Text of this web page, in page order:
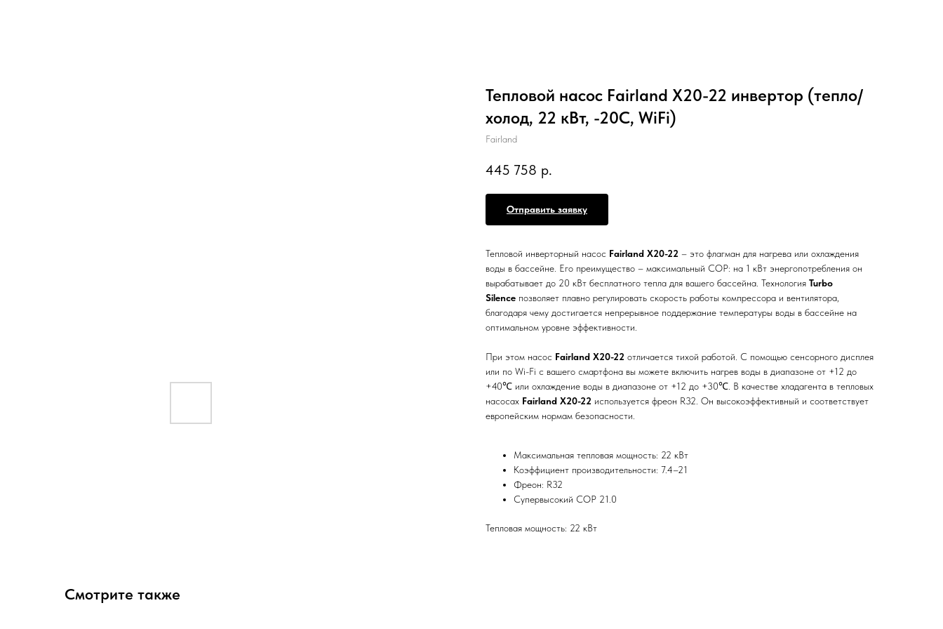
Тепловой насос Fairland X20-22 инвертор (тепло/
холод, 22 кВт, -20С, WiFi)
Fairland
445 758 р.
Отправить заявку
Тепловой инверторный насос Fairland X20-22 – это флагман для нагрева или охлаждения
воды в бассейне. Его преимущество – максимальный COP: на 1 кВт энергопотребления он
вырабатывает до 20 кВт бесплатного тепла для вашего бассейна. Технология Turbo
Silence позволяет плавно регулировать скорость работы компрессора и вентилятора,
благодаря чему достигается непрерывное поддержание температуры воды в бассейне на
оптимальном уровне эффективности.
При этом насос Fairland X20-22 отличается тихой работой. С помощью сенсорного дисплея
или по Wi-Fi с вашего смартфона вы можете включить нагрев воды в диапазоне от +12 до
+40℃ или охлаждение воды в диапазоне от +12 до +30℃. В качестве хладагента в тепловых
насосах Fairland X20-22 используется фреон R32. Он высокоэффективный и соответствует
европейским нормам безопасности.
Максимальная тепловая мощность: 22 кВт
Коэффициент производительности: 7.4–21
Фреон: R32
Супервысокий COP 21.0
Тепловая мощность: 22 кВт
Смотрите также